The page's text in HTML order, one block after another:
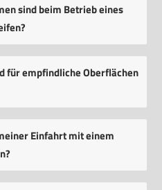
sind beim Betrieb eines
für empfindliche Oberflächen
Einfahrt mit einem